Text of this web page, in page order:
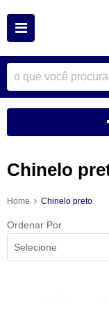
Chinelo
Home Chinelo preto
Ordenar Por
Selecione